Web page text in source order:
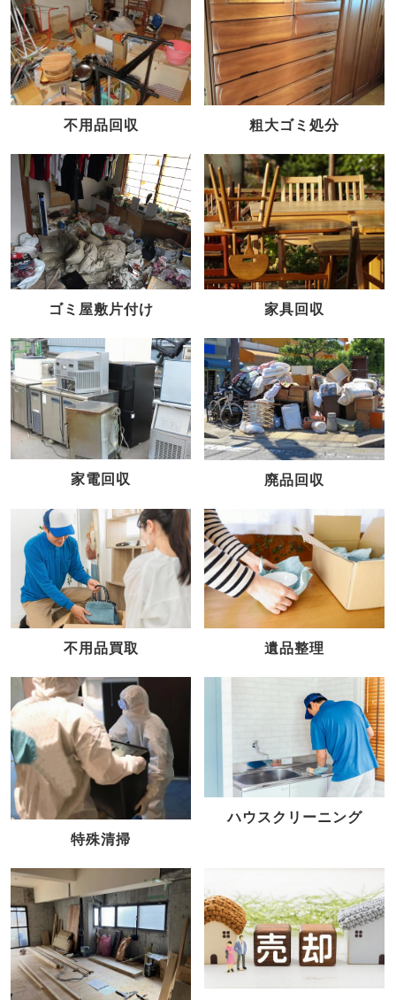
不用品回収 粗大ゴミ処分
ゴミ屋敷片付け 家具回収
家電回収 廃品回収
不用品買取 遺品整理
特殊清掃
ハウスクリーニング